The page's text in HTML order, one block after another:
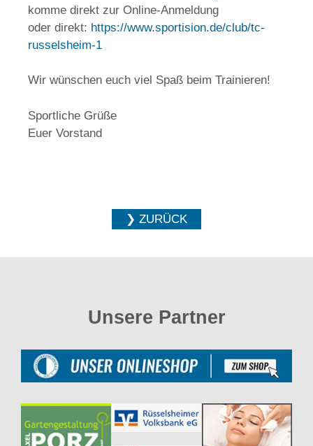
komme direkt zur Online-Anmeldung
oder direkt: https://www.sportision.de/club/tc-
russelsheim-1
Wir wünschen euch viel Spaß beim Trainieren!
Sportliche Grüße
Euer Vorstand
❯ ZURÜCK
Unsere Partner